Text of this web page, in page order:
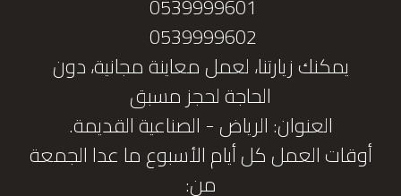
0539999602
يمكنك زيارتنا، لعمل معاينة مجانية، دون
الحاجة لحجز مسبق
العنوان: الرياض - الصناعية القديمة.
أوقات العمل كل أيام الأسبوع ما عدا الجمعة
من: